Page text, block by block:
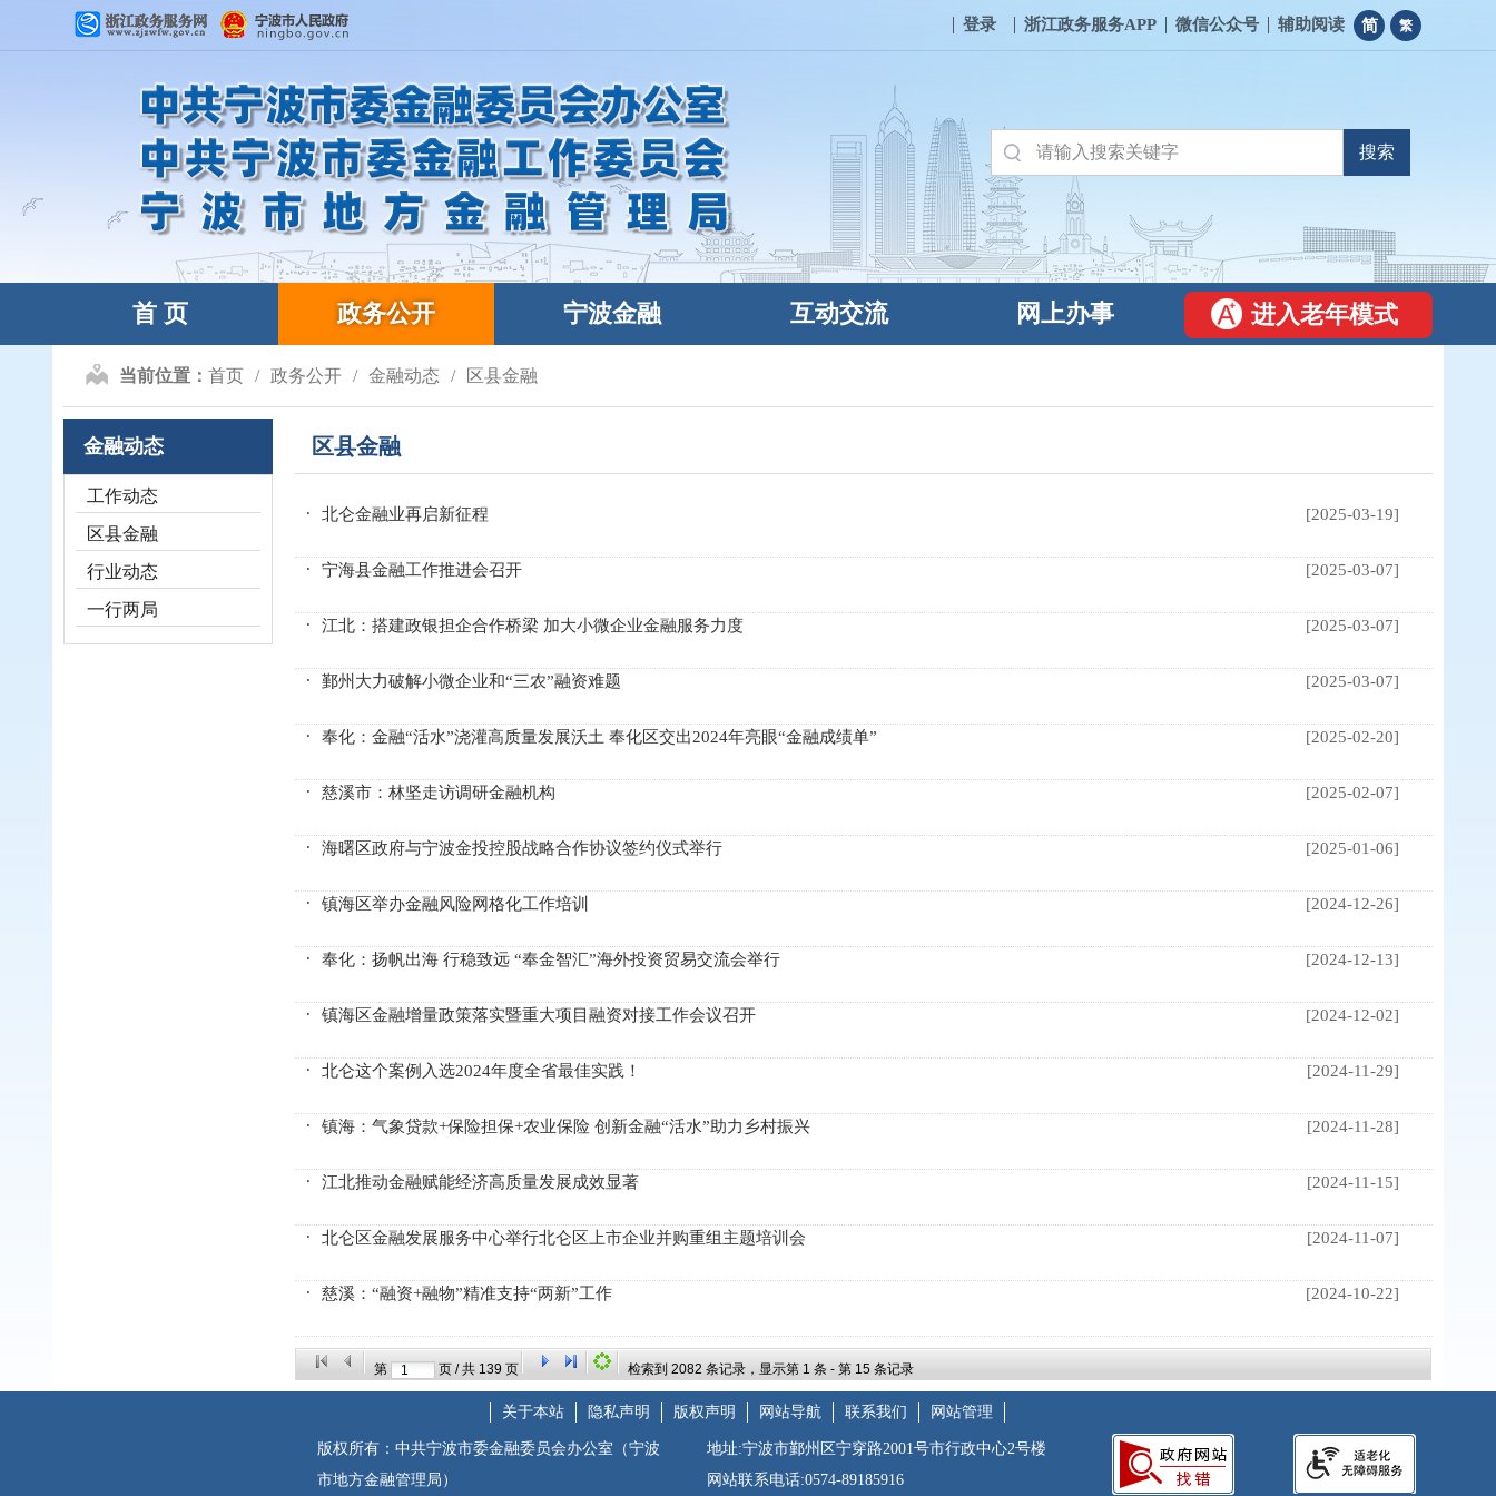
登录 浙江政务服务APP 微信公众号 辅助阅读 简 繁
首 页 政务公开 宁波金融 互动交流 网上办事 进入老年模式
当前位置： 首页 政务公开 金融动态 区县金融
金融动态
工作动态
区县金融
行业动态
一行两局
区县金融
北仑金融业再启新征程 [2025-03-19]
宁海县金融工作推进会召开 [2025-03-07]
江北：搭建政银担企合作桥梁 加大小微企业金融服务力度 [2025-03-07]
鄞州大力破解小微企业和“三农”融资难题 [2025-03-07]
奉化：金融“活水”浇灌高质量发展沃土 奉化区交出2024年亮眼“金融成绩单” [2025-02-20]
慈溪市：林坚走访调研金融机构 [2025-02-07]
海曙区政府与宁波金投控股战略合作协议签约仪式举行 [2025-01-06]
镇海区举办金融风险网格化工作培训 [2024-12-26]
奉化：扬帆出海 行稳致远 “奉金智汇”海外投资贸易交流会举行 [2024-12-13]
镇海区金融增量政策落实暨重大项目融资对接工作会议召开 [2024-12-02]
北仑这个案例入选2024年度全省最佳实践！ [2024-11-29]
镇海：气象贷款+保险担保+农业保险 创新金融“活水”助力乡村振兴 [2024-11-28]
江北推动金融赋能经济高质量发展成效显著 [2024-11-15]
北仑区金融发展服务中心举行北仑区上市企业并购重组主题培训会 [2024-11-07]
慈溪：“融资+融物”精准支持“两新”工作 [2024-10-22]
第 页 / 共139 页 检索到2082 条记录，显示第1 条 - 第15 条记录
关于本站 隐私声明 版权声明 网站导航 联系我们 网站管理
版权所有：中共宁波市委金融委员会办公室（宁波
市地方金融管理局）
地址:宁波市鄞州区宁穿路2001号市行政中心2号楼
网站联系电话:0574-89185916